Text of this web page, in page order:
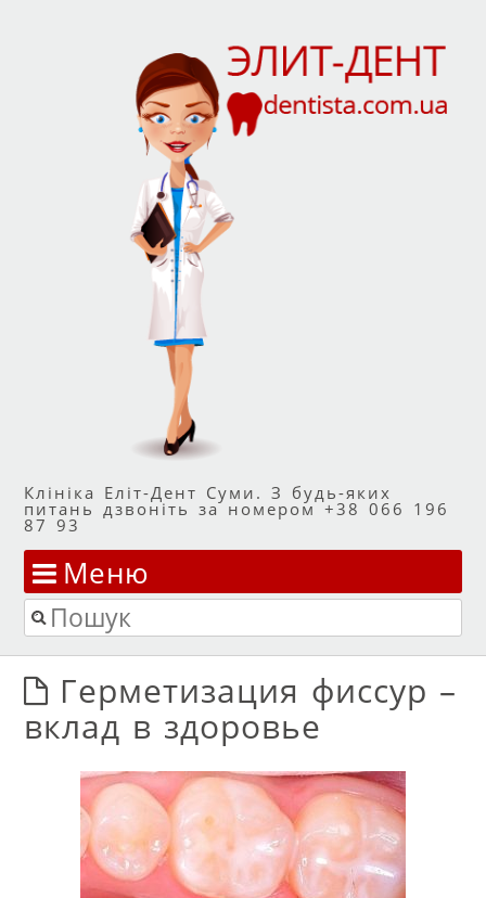
Клініка Еліт-Дент Суми. З будь-яких
питань дзвоніть за номером +38 066 196
87 93
Меню
Перейти до змісту
Пошук
Герметизация фиссур –
вклад в здоровье